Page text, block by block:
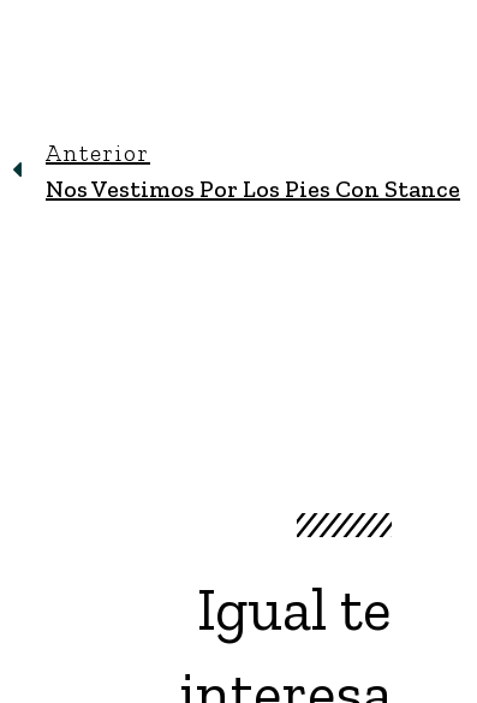
Anterior
Nos Vestimos Por Los Pies Con Stance
Igual te